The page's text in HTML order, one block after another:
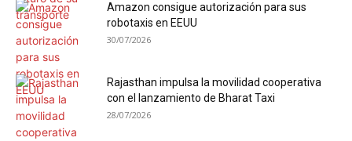
Amazon consigue autorización para sus
robotaxis en EEUU
30/07/2026
Rajasthan impulsa la movilidad cooperativa
con el lanzamiento de Bharat Taxi
28/07/2026